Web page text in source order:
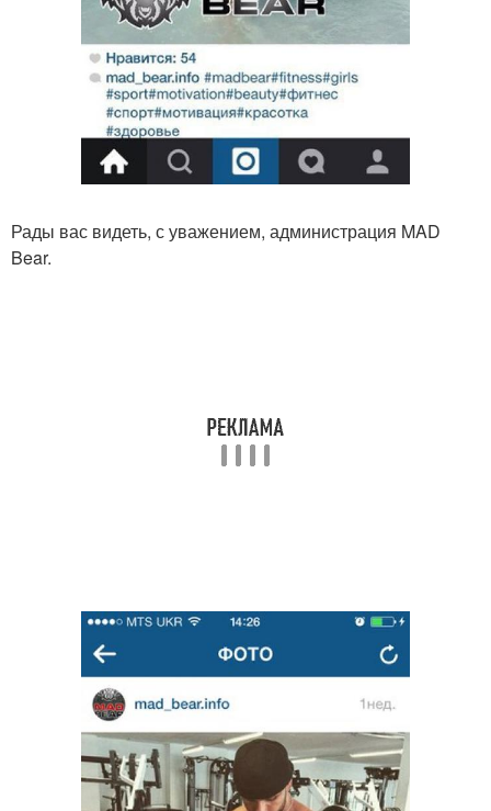
Рады вас видеть, с уважением, администрация MAD
Bear.